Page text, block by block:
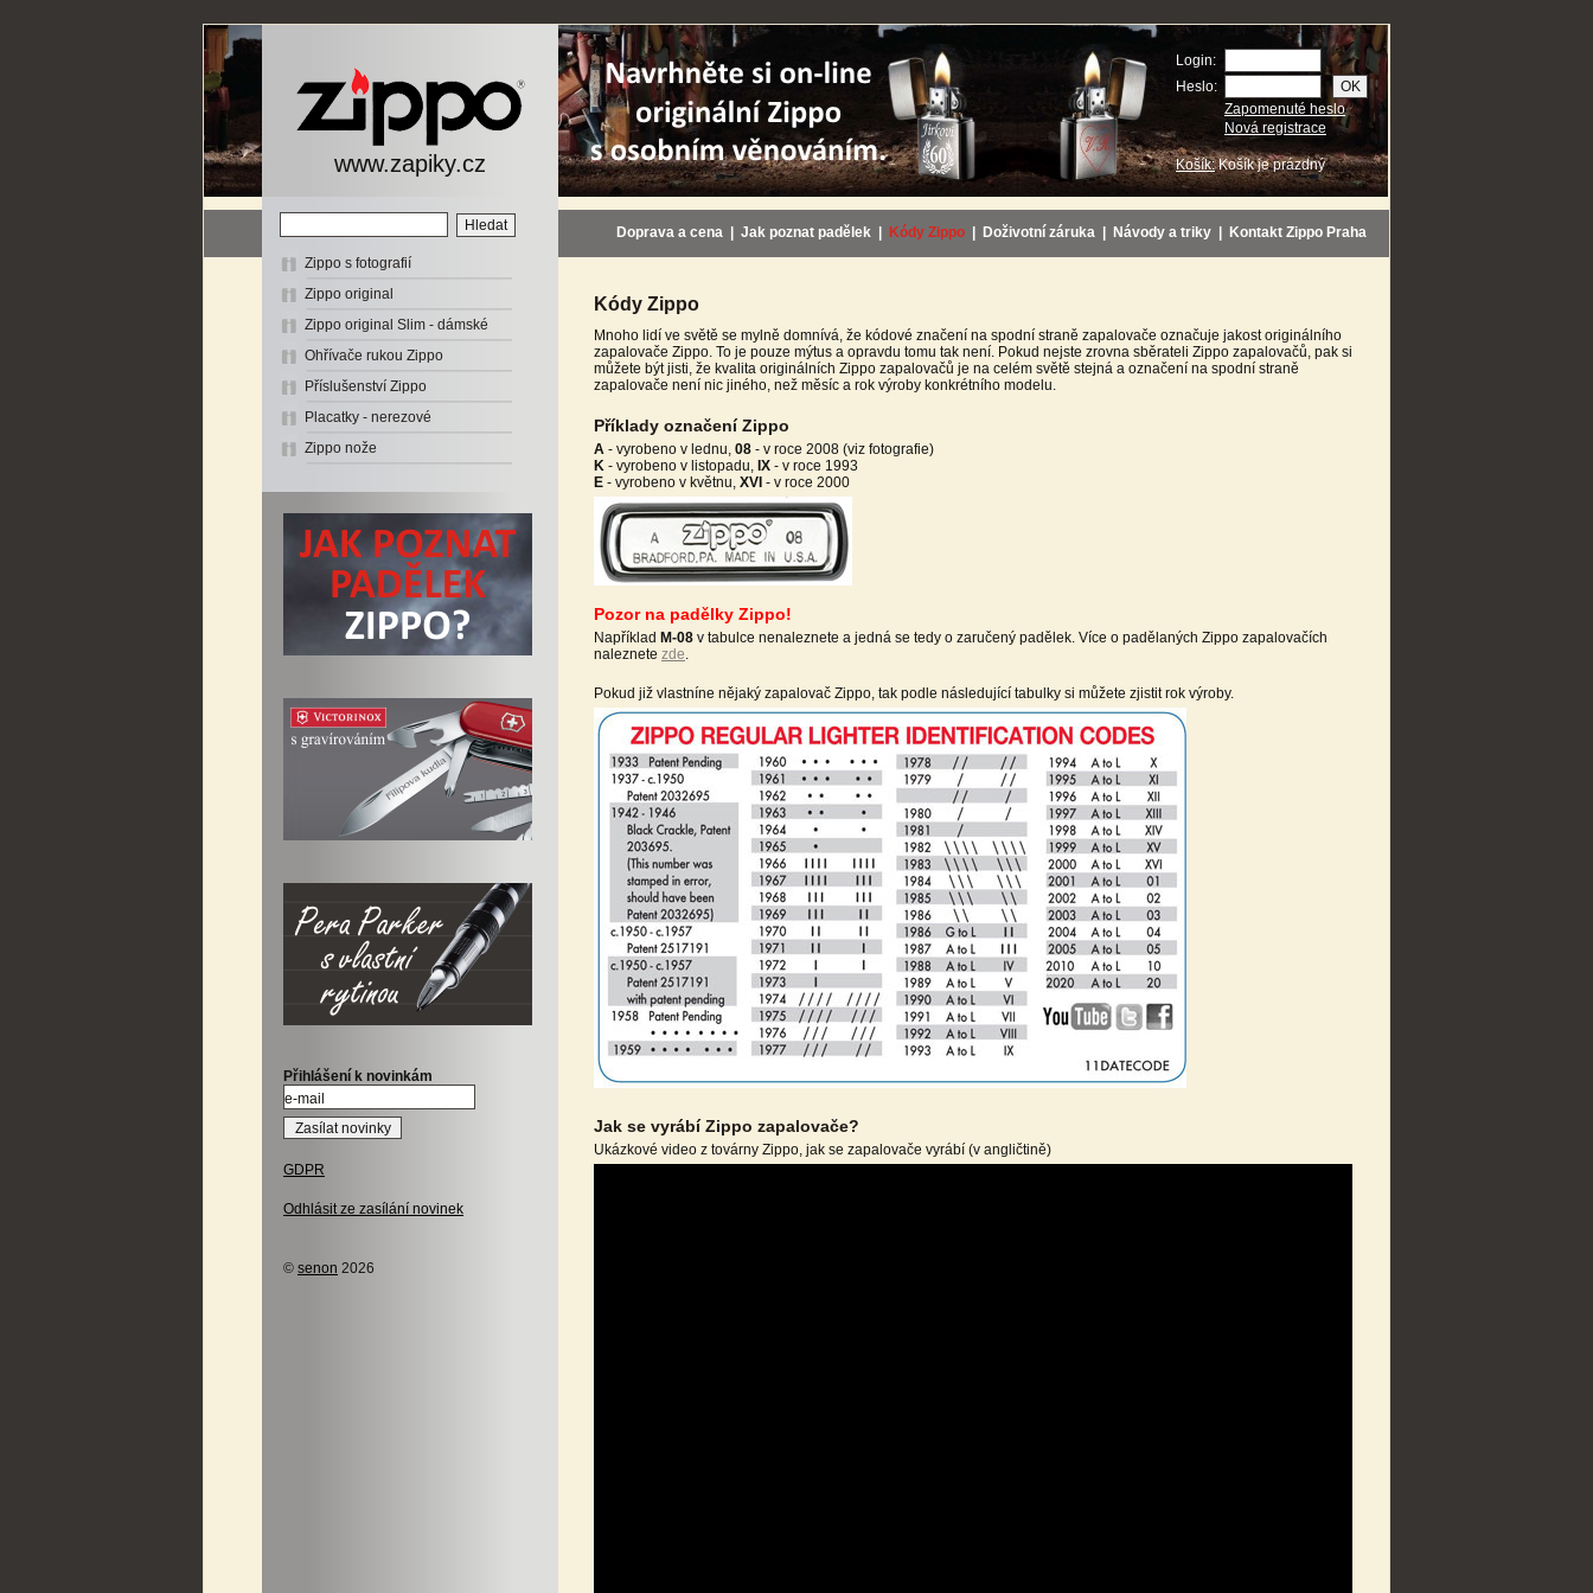
www.zapiky.cz
Login:
Heslo:
Zapomenuté heslo
Nová registrace
Košík:Košík je prázdný
Zippo s fotografií
Zippo original
Zippo original Slim - dámské
Ohřívače rukou Zippo
Příslušenství Zippo
Placatky - nerezové
Zippo nože
Přihlášení k novinkám
GDPR
Odhlásit ze zasílání novinek
© senon 2026
Doprava a cena Jak poznat padělek Kódy Zippo Doživotní záruka Návody a triky Kontakt Zippo Praha
Kódy Zippo
Mnoho lidí ve světě se mylně domnívá, že kódové značení na spodní straně zapalovače označuje jakost originálního
zapalovače Zippo. To je pouze mýtus a opravdu tomu tak není. Pokud nejste zrovna sběrateli Zippo zapalovačů, pak si
můžete být jisti, že kvalita originálních Zippo zapalovačů je na celém světě stejná a označení na spodní straně
zapalovače není nic jiného, než měsíc a rok výroby konkrétního modelu.
Příklady označení Zippo
A - vyrobeno v lednu, 08 - v roce 2008 (viz fotografie)
K - vyrobeno v listopadu, IX - v roce 1993
E - vyrobeno v květnu, XVI - v roce 2000
Pozor na padělky Zippo!
Například M-08 v tabulce nenaleznete a jedná se tedy o zaručený padělek. Více o padělaných Zippo zapalovačích
naleznete zde.
Pokud již vlastníne nějaký zapalovač Zippo, tak podle následující tabulky si můžete zjistit rok výroby.
Jak se vyrábí Zippo zapalovače?
Ukázkové video z továrny Zippo, jak se zapalovače vyrábí (v angličtině)